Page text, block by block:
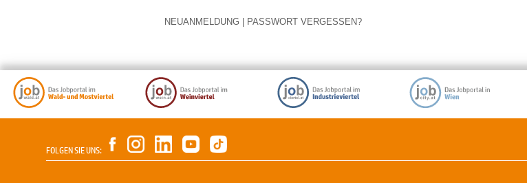
NEUANMELDUNG PASSWORT VERGESSEN?
FOLGEN SIE UNS: